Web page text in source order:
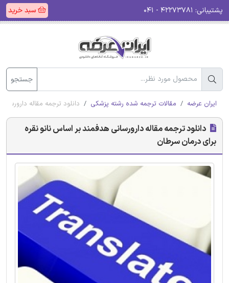
پشتیبانی: سبد خرید
جستجو
ایران عرضه مقالات ترجمه شده رشته پزشکی دانلود ترجمه مقاله
دانلود ترجمه مقاله دارورسانی هدفمند بر اساس نانو نقره
برای درمان سرطان